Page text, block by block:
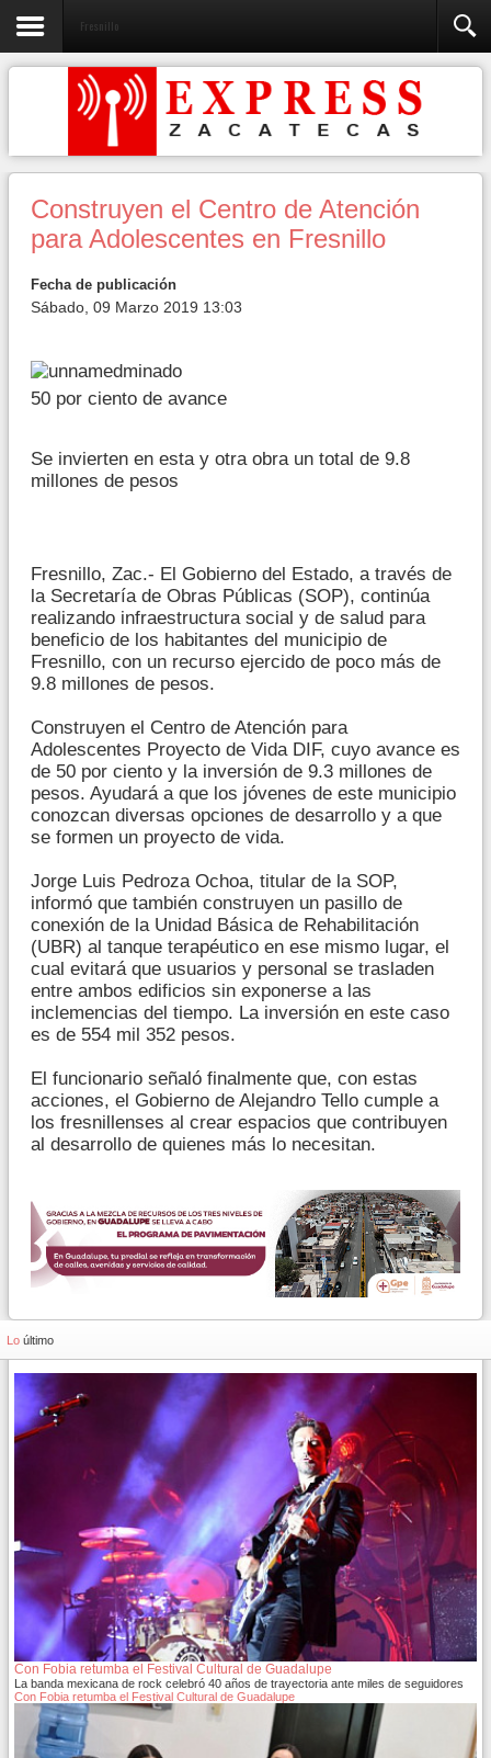
Fresnillo
Construyen el Centro de Atención
para Adolescentes en Fresnillo
Fecha de publicación
Sábado, 09 Marzo 2019 13:03
50 por ciento de avance
Se invierten en esta y otra obra un total de 9.8
millones de pesos
Fresnillo, Zac.- El Gobierno del Estado, a través de
la Secretaría de Obras Públicas (SOP), continúa
realizando infraestructura social y de salud para
beneficio de los habitantes del municipio de
Fresnillo, con un recurso ejercido de poco más de
9.8 millones de pesos.
Construyen el Centro de Atención para
Adolescentes Proyecto de Vida DIF, cuyo avance es
de 50 por ciento y la inversión de 9.3 millones de
pesos. Ayudará a que los jóvenes de este municipio
conozcan diversas opciones de desarrollo y a que
se formen un proyecto de vida.
Jorge Luis Pedroza Ochoa, titular de la SOP,
informó que también construyen un pasillo de
conexión de la Unidad Básica de Rehabilitación
(UBR) al tanque terapéutico en ese mismo lugar, el
cual evitará que usuarios y personal se trasladen
entre ambos edificios sin exponerse a las
inclemencias del tiempo. La inversión en este caso
es de 554 mil 352 pesos.
El funcionario señaló finalmente que, con estas
acciones, el Gobierno de Alejandro Tello cumple a
los fresnillenses al crear espacios que contribuyen
al desarrollo de quienes más lo necesitan.
Lo último
Con Fobia retumba el Festival Cultural de Guadalupe
La banda mexicana de rock celebró 40 años de trayectoria ante miles de seguidores
Con Fobia retumba el Festival Cultural de Guadalupe